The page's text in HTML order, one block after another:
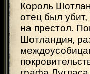
Король
отец был
на престол.
Шотландия,